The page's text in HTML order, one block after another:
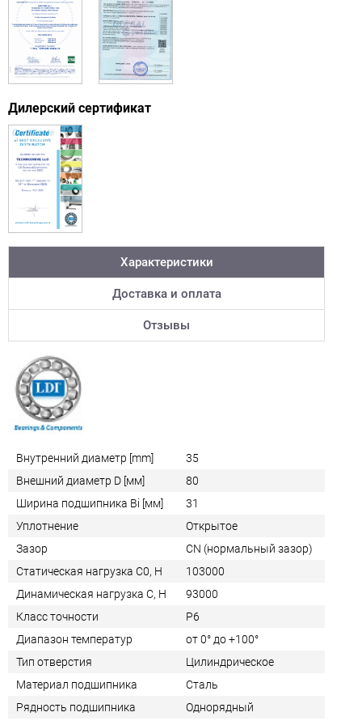
Дилерский сертификат
Характеристики
Доставка и оплата
Отзывы
Внутренний диаметр [mm]
35
Внешний диаметр D [мм]
80
Ширина подшипника Bi [мм]
31
Уплотнение
Открытое
Зазор
CN (нормальный зазор)
Статическая нагрузка C0, Н
103000
Динамическая нагрузка C, Н
93000
Класс точности
P6
Диапазон температур
от 0° до +100°
Тип отверстия
Цилиндрическое
Материал подшипника
Сталь
Рядность подшипника
Однорядный